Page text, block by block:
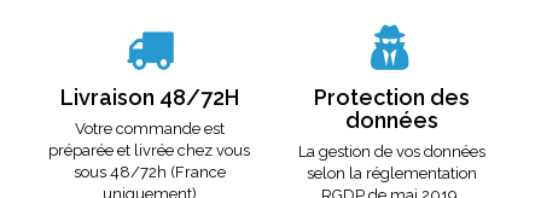
Livraison 48/72H
Votre commande est
préparée et livrée chez vous
sous 48/72h (France
uniquement)
Protection des
données
La gestion de vos données
selon la réglementation